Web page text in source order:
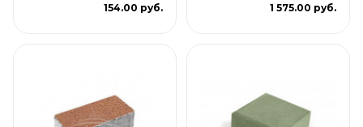
154.00 руб. 1 575.00 руб.